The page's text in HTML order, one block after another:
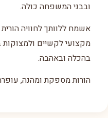
ובבני המשפחה כולה.
אשמח ללוותך לחוויה
מקצועי לקשיים
בהכלה ובאהבה.
הורות מספקת ומהנה,